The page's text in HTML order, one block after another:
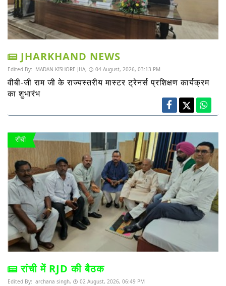
JHARKHAND NEWS
Edited By: MADAN KISHORE JHA, 04 August, 2026, 03:13 PM
वीबी-जी राम जी के राज्यस्तरीय मास्टर ट्रेनर्स प्रशिक्षण कार्यक्रम
का शुभारंभ
राँची
रांची में RJD की बैठक
Edited By: archana singh, 02 August, 2026, 06:49 PM